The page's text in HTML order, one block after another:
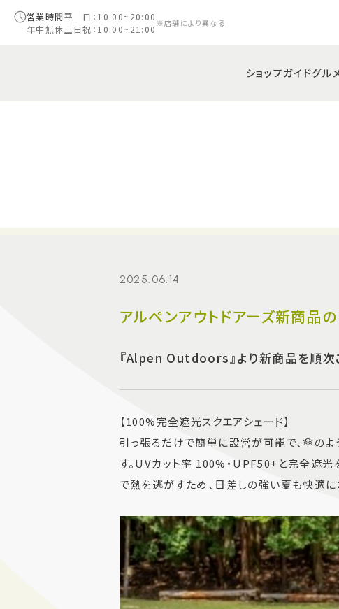
営業時間平 日：10:00~20:00
年中無休土日祝：10:00~21:00 ※店舗により異なる
ショップガイドグル
2025.06.14
アルペンアウトドアーズ新商品
『Alpen Outdoors』より新商品を順次
【100%完全遮光スクエアシェード】
引っ張るだけで簡単に設営が可能で、傘の
す。UVカット率 100%・UPF50+と完全遮
で熱を逃がすため、日差しの強い夏も快適に